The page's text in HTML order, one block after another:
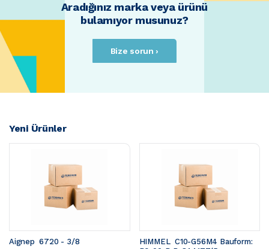
Aradığınız marka veya ürünü
bulamıyor musunuz?
Bize sorun ›
Yeni Ürünler
Aignep  6720 - 3/8
HIMMEL  C10-G56M4 Bauform: